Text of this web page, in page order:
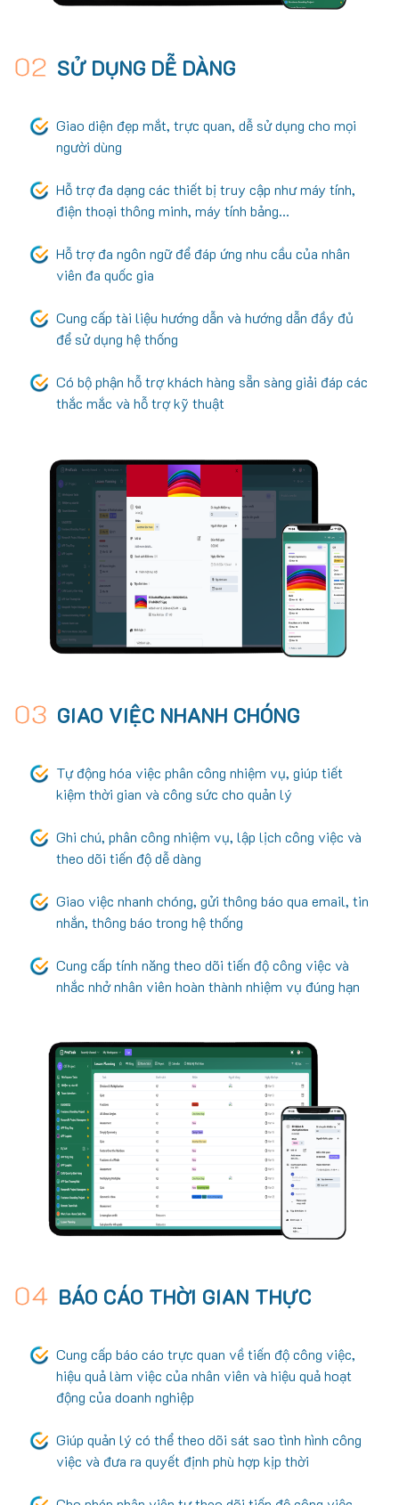
02 SỬ DỤNG DỄ DÀNG
Giao diện đẹp mắt, trực quan, dễ sử dụng cho mọi
người dùng
Hỗ trợ đa dạng các thiết bị truy cập như máy tính,
điện thoại thông minh, máy tính bảng...
Hỗ trợ đa ngôn ngữ để đáp ứng nhu cầu của nhân
viên đa quốc gia
Cung cấp tài liệu hướng dẫn và hướng dẫn đầy đủ
để sử dụng hệ thống
Có bộ phận hỗ trợ khách hàng sẵn sàng giải đáp các
thắc mắc và hỗ trợ kỹ thuật
03 GIAO VIỆC NHANH CHÓNG
Tự động hóa việc phân công nhiệm vụ, giúp tiết
kiệm thời gian và công sức cho quản lý
Ghi chú, phân công nhiệm vụ, lập lịch công việc và
theo dõi tiến độ dễ dàng
Giao việc nhanh chóng, gửi thông báo qua email, tin
nhắn, thông báo trong hệ thống
Cung cấp tính năng theo dõi tiến độ công việc và
nhắc nhở nhân viên hoàn thành nhiệm vụ đúng hạn
04 BÁO CÁO THỜI GIAN THỰC
Cung cấp báo cáo trực quan về tiến độ công việc,
hiệu quả làm việc của nhân viên và hiệu quả hoạt
động của doanh nghiệp
Giúp quản lý có thể theo dõi sát sao tình hình công
việc và đưa ra quyết định phù hợp kịp thời